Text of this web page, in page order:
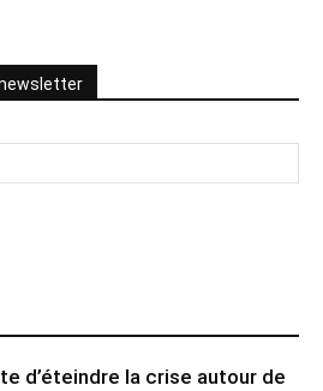
d’éteindre la crise autour de